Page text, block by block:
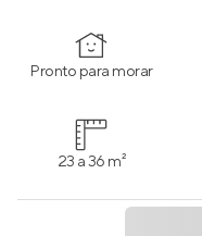
Pronto para morar
23 a 36 m²